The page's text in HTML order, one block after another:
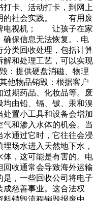
卡、活动打卡，到网上
的社会实践。 有用废
电视机； 让孩子在家
保信息无法恢复。. 电
分类回收处理，包括计算
解和处理工艺，可以实现
：提供硬盘消磁、物理
他物品销毁：根据客户
过期药品、化妆品等。废
均由铅、镉、铍、汞和溴
置小工具和设备会增加
和渗入水体的机会。当
水通过它时，它往往会浸
场水进入天然地下水，
体，这可能是有害的。电
收通常会导致海外运输
，一些回收公司将电子
慈善事业。这合法权